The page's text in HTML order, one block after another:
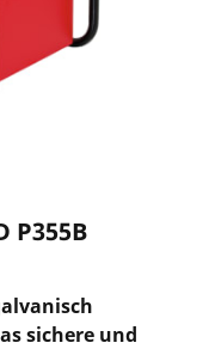
P355B
sichere und